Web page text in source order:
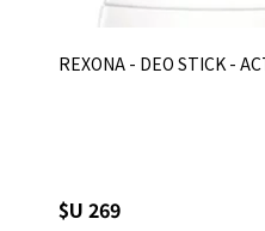
REXONA - DEO STICK -
$U 269